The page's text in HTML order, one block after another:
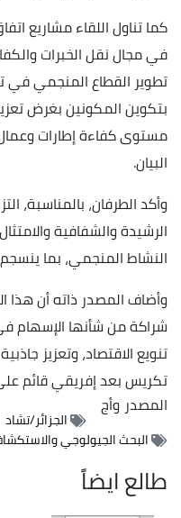
كما تناول اللقاء مشاريع
في مجال نقل الخبرات
تطوير القطاع المنجمي في
بتكوين المكونين بغرض
مستوى كفاءة إطارات وعمال
البيان.
وأكد الطرفان، بالمناسبة،
الرشيدة والشفافية
النشاط المنجمي، بما
وأضاف المصدر ذاته أن هذا
شراكة من شأنها الإسهام في
تنويع الاقتصاد، وتعزيز
تكريس بعد إفريقي قائم
المصدروأج
الجزائر/تشاد
البحث الجيولوجي والاستكشاف
طالع ايضاً